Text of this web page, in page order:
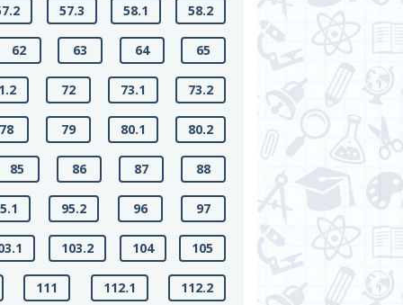
57.3 58.1 58.2
62 63 64 65
72 73.1 73.2
78 79 80.1 80.2
85 86 87 88
95.2 96 97
103.2 104 105
111 112.1 112.2